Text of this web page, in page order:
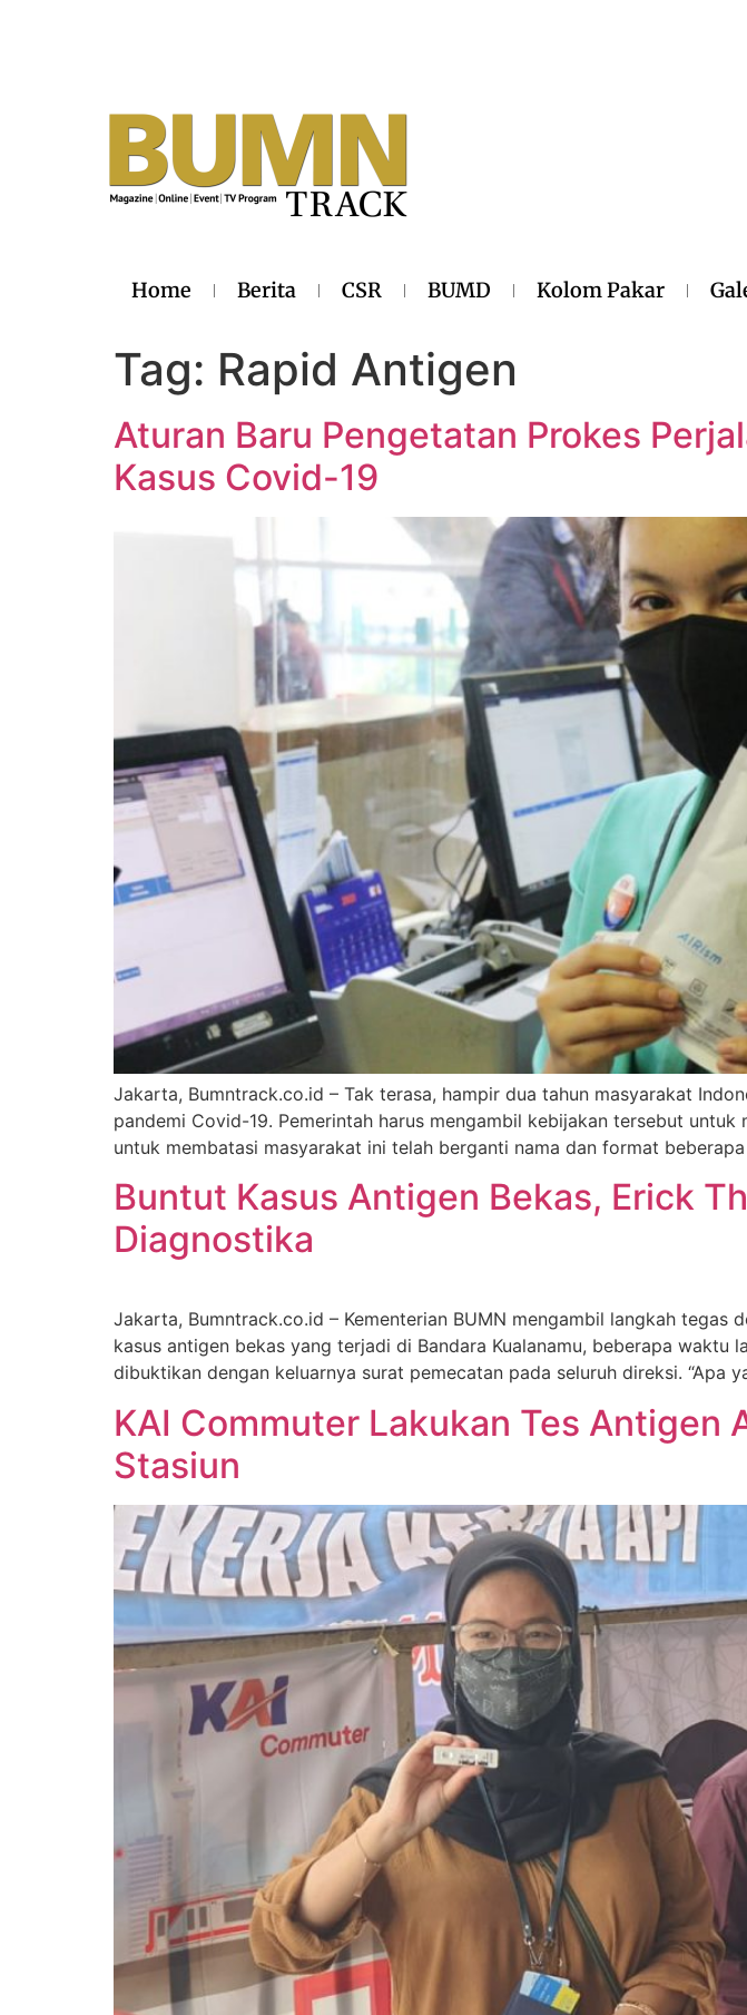
Home Berita CSR BUMD Kolom Pakar
Tag: Rapid Antigen
Aturan Baru Pengetatan Prokes
Kasus Covid-19
Jakarta, Bumntrack.co.id – Tak terasa, hampir dua tahun masyarakat
pandemi Covid-19. Pemerintah harus mengambil kebijakan tersebut
untuk membatasi masyarakat ini telah berganti nama dan format
Buntut Kasus Antigen Bekas, Erick
Diagnostika
Jakarta, Bumntrack.co.id – Kementerian BUMN mengambil langkah
kasus antigen bekas yang terjadi di Bandara Kualanamu, beberapa waktu
dibuktikan dengan keluarnya surat pemecatan pada seluruh direksi.
KAI Commuter Lakukan Tes Antigen
Stasiun